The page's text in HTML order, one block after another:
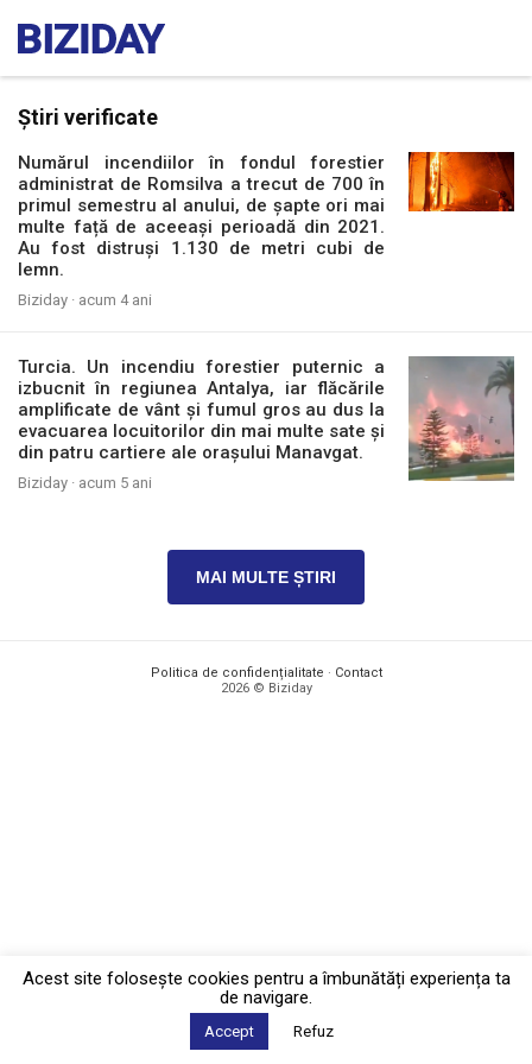
Știri verificate
Numărul incendiilor în fondul forestier
administrat de Romsilva a trecut de 700 în
primul semestru al anului, de șapte ori mai
multe față de aceeași perioadă din 2021.
Au fost distruși 1.130 de metri cubi de
lemn.
Biziday · acum 4 ani
Turcia. Un incendiu forestier puternic a
izbucnit în regiunea Antalya, iar flăcările
amplificate de vânt și fumul gros au dus la
evacuarea locuitorilor din mai multe sate și
din patru cartiere ale orașului Manavgat.
Biziday · acum 5 ani
MAI MULTE ȘTIRI
Politica de confidențialitate · Contact
2026 © Biziday
Acest site foloseşte cookies pentru a îmbunătăți experiența ta
de navigare.
Accept Refuz